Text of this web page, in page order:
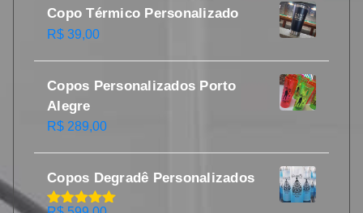
Copo Térmico Personalizado
R$ 39,00
Copos Personalizados Porto
Alegre
R$ 289,00
Copos Degradê Personalizados